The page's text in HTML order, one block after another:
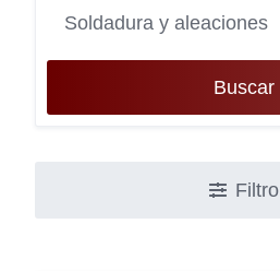
Soldadura y aleaciones
Buscar
Filtro